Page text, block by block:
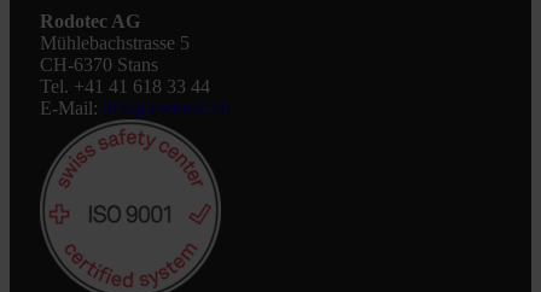
Rodotec AG
Mühlebachstrasse 5
CH-6370 Stans
Tel. +41 41 618 33 44
E-Mail: info@rodotec.ch